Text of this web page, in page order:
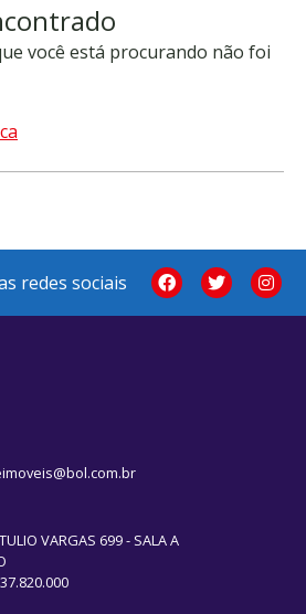
você está procurando não foi
redes sociais
VARGAS 699 - SALA A